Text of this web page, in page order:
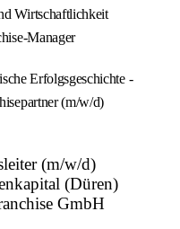
Wirtschaftlichkeit
Manager
Erfolgsgeschichte -
(m/w/d)
(m/w/d)
(Düren)
GmbH